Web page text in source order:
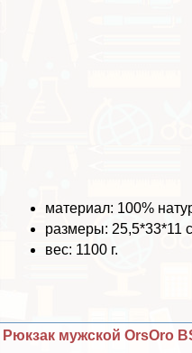
материал: 100%
размеры: 25,5*33*11
вес: 1100 г.
Рюкзак мужской OrsOro